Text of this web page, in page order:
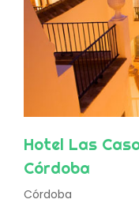
Hotel Las
Córdoba
Córdoba